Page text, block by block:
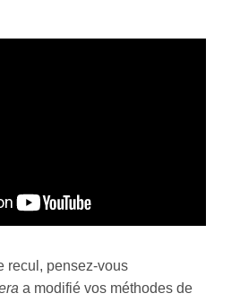
recul, pensez-vous
a modifié vos méthodes de